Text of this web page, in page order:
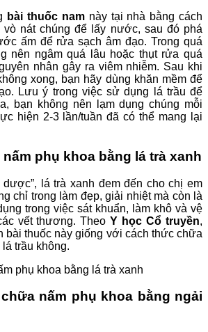
bài thuốc namnày tại nhà bằng cách
nát chúng để lấy nước, sau đó phá
ấm để rửa sạch âm đạo. Trong quá
nên ngâm quá lâu hoặc thụt rửa quá
nhân gây ra viêm nhiễm. Sau khi
xong, bạn hãy dùng khăn mềm để
Lưu ý trong việc sử dụng lá trầu để
bạn không nên lạm dụng chúng mỗi
hiện 2-3 lần/tuần đã có thể mang lại
phụ khoa bằng lá trà xanh
dược”, lá trà xanh đem đến cho chị em
chỉ trong làm đẹp, giải nhiệt mà còn là
trong việc sát khuẩn, làm khô và vệ
vết thương. TheoY học Cổ truyền,
bài thuốc này giống với cách thức chữa
trầu không.
chữa nấm phụ khoa bằng ngải